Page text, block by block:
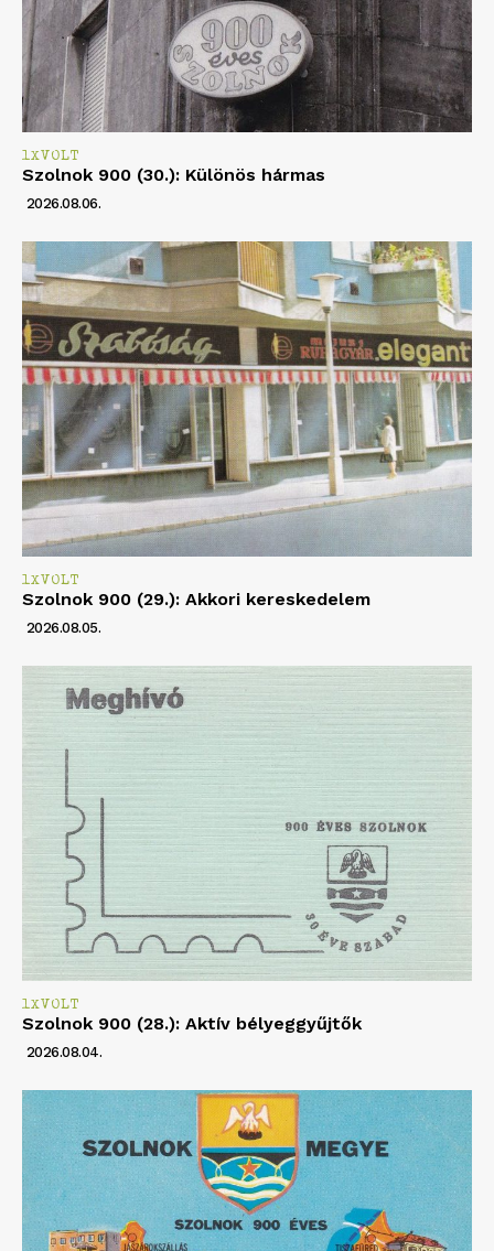
1XVOLT
Szolnok 900 (30.): Különös hármas
2026.08.06.
1XVOLT
Szolnok 900 (29.): Akkori kereskedelem
2026.08.05.
1XVOLT
Szolnok 900 (28.): Aktív bélyeggyűjtők
2026.08.04.